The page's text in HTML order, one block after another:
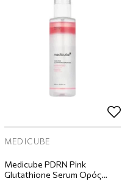
MEDICUBE
Medicube PDRN Pink
Glutathione Serum Ορός